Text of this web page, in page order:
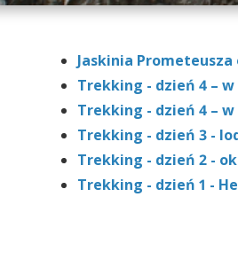
Jaskinia
Trekking - dzień 4 –
Trekking - dzień 4 –
Trekking - dzień 3 -
Trekking - dzień 2 -
Trekking - dzień 1 -